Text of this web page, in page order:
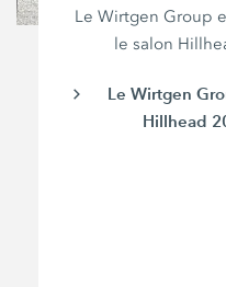
Le Wirtgen Group
le salon
Le Wirtgen
Hillhead